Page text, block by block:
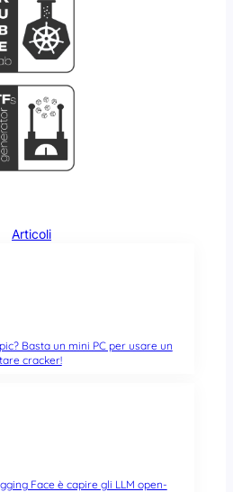
Articoli
Basta un mini PC per usare un
cracker!
Face è capire gli LLM open-